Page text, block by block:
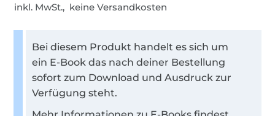
inkl. MwSt., keine Versandkosten
Bei diesem Produkt handelt es sich um
ein E-Book das nach deiner Bestellung
sofort zum Download und Ausdruck zur
Verfügung steht.